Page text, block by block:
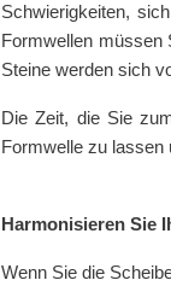
Schwierigkeiten,
Formwellen müssen
Steine werden sich
Die Zeit, die Sie
Formwelle zu lassen
Harmonisieren Sie
Wenn Sie die